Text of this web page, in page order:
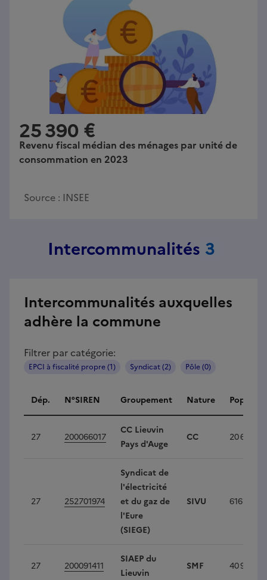
25 390 €
Revenu fiscal médian des ménages par unité de
consommation en 2023
Source : INSEE
Intercommunalités 3
Intercommunalités auxquelles
adhère la commune
Filtrer par catégorie:
EPCI à fiscalité propre (1) Syndicat (2) Pôle (0)
Intercommunalités
Dép. N°SIREN Groupement Nature
27 200066017
CC Lieuvin
Pays d'Auge
CC 20 685
27 252701974
Syndicat de
l'électricité
et du gaz de
l'Eure
(SIEGE)
SIVU 616 217
27 200091411
SIAEP du
Lieuvin
SMF 40 947